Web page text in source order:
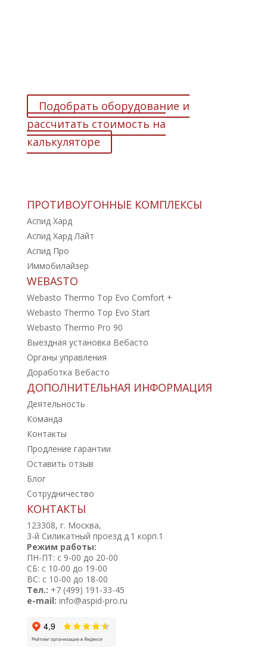
Подобрать оборудование и
рассчитать стоимость на
калькуляторе
ПРОТИВОУГОННЫЕ КОМПЛЕКСЫ
Аспид Хард
Аспид Хард Лайт
Аспид Про
Иммобилайзер
WEBASTO
Webasto Thermo Top Evo Comfort +
Webasto Thermo Top Evo Start
Webasto Thermo Pro 90
Выездная установка Вебасто
Органы управления
Доработка Вебасто
ДОПОЛНИТЕЛЬНАЯ ИНФОРМАЦИЯ
Деятельность
Команда
Контакты
Продление гарантии
Оставить отзыв
Блог
Сотрудничество
КОНТАКТЫ
123308, г. Москва,
3-й Силикатный проезд д.1 корп.1
Режим работы:
ПН-ПТ: с 9-00 до 20-00
СБ: с 10-00 до 19-00
ВС: с 10-00 до 18-00
Тел.: +7 (499) 191-33-45
e-mail: info@aspid-pro.ru